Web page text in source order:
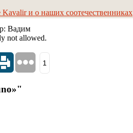
и о наших соотечественниках
Вадим
not allowed.
1